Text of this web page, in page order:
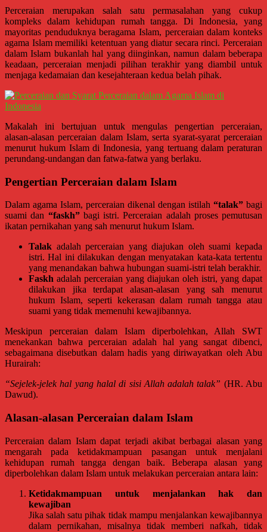
Bandung,
Kendari,
Riau,
Pekanbaru,
Bengkulu,
Mukomuko,
Gunung
Kidul,
Kulon
Progo,
Balikpapan,
Jakarta
Tanggerang,
Purworejo,
Purwokerto,
Kebumen,
Purwodadi,
Wonogiri,
Pacitan,
Palembang,
Bandar
Lampung,
Badung,
Gianyar,
Mataram,
Lombok,
Temanggung,
Sragen,
Malang,
Kediri,
Madiun,
Ponorogo,
Cilacap,
Banjarnegara,
Temanggung,
Wonosobo,
Cirebon,
Perceraian merupakan salah satu permasalahan yang cukup
kompleks dalam kehidupan rumah tangga. Di Indonesia, yang
mayoritas penduduknya beragama Islam, perceraian dalam konteks
agama Islam memiliki ketentuan yang diatur secara rinci. Perceraian
dalam Islam bukanlah hal yang diinginkan, namun dalam beberapa
keadaan, perceraian menjadi pilihan terakhir yang diambil untuk
menjaga kedamaian dan kesejahteraan kedua belah pihak.
Makalah ini bertujuan untuk mengulas pengertian perceraian,
alasan-alasan perceraian dalam Islam, serta syarat-syarat perceraian
menurut hukum Islam di Indonesia, yang tertuang dalam peraturan
perundang-undangan dan fatwa-fatwa yang berlaku.
Pengertian Perceraian dalam Islam
Dalam agama Islam, perceraian dikenal dengan istilah “talak” bagi
suami dan “faskh”bagi istri. Perceraian adalah proses pemutusan
ikatan pernikahan yang sah menurut hukum Islam.
Talak adalah perceraian yang diajukan oleh suami kepada
istri. Hal ini dilakukan dengan menyatakan kata-kata tertentu
yang menandakan bahwa hubungan suami-istri telah berakhir.
Faskh adalah perceraian yang diajukan oleh istri, yang dapat
dilakukan jika terdapat alasan-alasan yang sah menurut
hukum Islam, seperti kekerasan dalam rumah tangga atau
suami yang tidak memenuhi kewajibannya.
Meskipun perceraian dalam Islam diperbolehkan, Allah SWT
menekankan bahwa perceraian adalah hal yang sangat dibenci,
sebagaimana disebutkan dalam hadis yang diriwayatkan oleh Abu
Hurairah:
“Sejelek-jelek hal yang halal di sisi Allah adalah talak” (HR. Abu
Dawud).
Alasan-alasan Perceraian dalam Islam
Perceraian dalam Islam dapat terjadi akibat berbagai alasan yang
mengarah pada ketidakmampuan pasangan untuk menjalani
kehidupan rumah tangga dengan baik. Beberapa alasan yang
diperbolehkan dalam Islam untuk melakukan perceraian antara lain:
Ketidakmampuan untuk menjalankan hak dan
kewajiban
Jika salah satu pihak tidak mampu menjalankan kewajibannya
dalam pernikahan, misalnya tidak memberi nafkah, tidak